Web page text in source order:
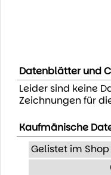
Datenblätter und
Leider sind keine
Zeichnungen für
Kaufmänische
Gelistet im